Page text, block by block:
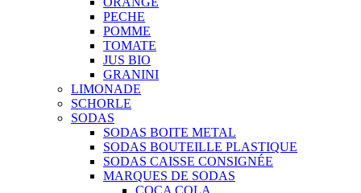
PECHE
POMME
TOMATE
JUS BIO
GRANINI
LIMONADE
SCHORLE
SODAS
SODAS BOITE METAL
SODAS BOUTEILLE PLASTIQUE
SODAS CAISSE CONSIGNÉE
MARQUES DE SODAS
COCA COLA